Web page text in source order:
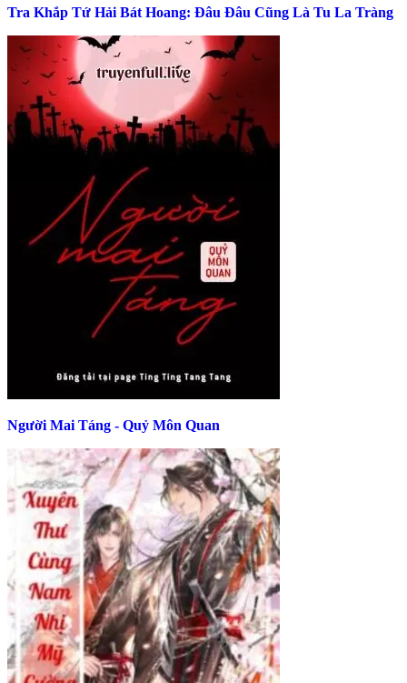
Tra Khắp Tứ Hải Bát Hoang: Đâu Đâu Cũng Là Tu La Tràng
Người Mai Táng - Quỷ Môn Quan